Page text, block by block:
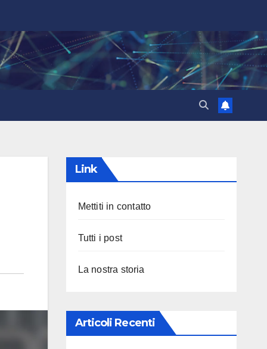
Link
Mettiti in contatto
Tutti i post
La nostra storia
Articoli Recenti